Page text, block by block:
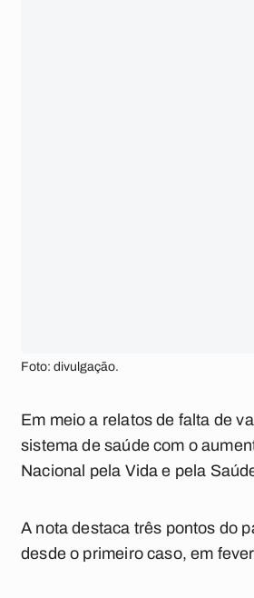
Foto: divulgação.
Em meio a relatos de falta de
sistema de saúde com o
Nacional pela Vida e pela
A nota destaca três pontos do
desde o primeiro caso, em